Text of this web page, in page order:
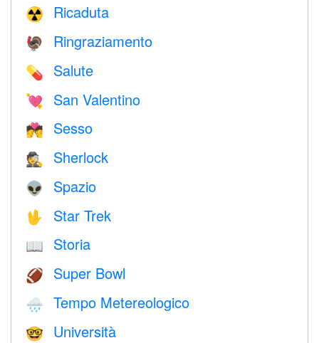
☢️ Ricaduta
🦃 Ringraziamento
💊 Salute
💘 San Valentino
💏 Sesso
🕵️ Sherlock
👽 Spazio
🖖 Star Trek
📖 Storia
🏈 Super Bowl
🌧 Tempo Metereologico
🤓 Università